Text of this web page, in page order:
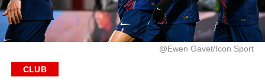
@Ewen Gavet/Icon Sport
CLUB